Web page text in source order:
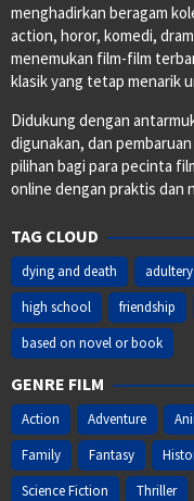
menghadirkan beragam
action, horor, komedi,
menemukan film-film
klasik yang tetap menarik
Didukung dengan
digunakan, dan
pilihan bagi para pecinta
online dengan praktis dan
TAG CLOUD
dying and death adultery
high school
friendship
based on novel or book
GENRE FILM
Action Adventure
Family
Fantasy
Science Fiction
Thriller